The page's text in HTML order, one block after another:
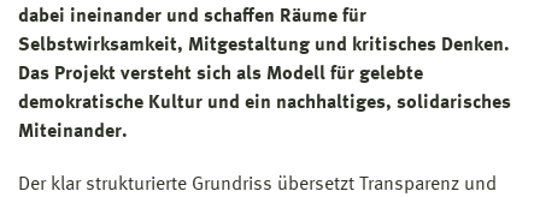
dabei ineinander und schaffen Räume für
Selbstwirksamkeit, Mitgestaltung und kritisches Denken.
Das Projekt versteht sich als Modell für gelebte
demokratische Kultur und ein nachhaltiges, solidarisches
Miteinander.
Der klar strukturierte Grundriss übersetzt Transparenz und